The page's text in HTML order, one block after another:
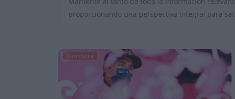
proporcionando una perspectiva integral para
Carretera